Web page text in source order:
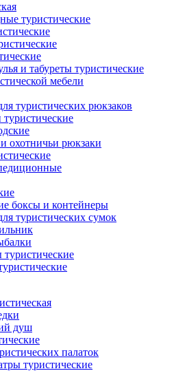
туристические
и табуреты туристические
мебели
туристических рюкзаков
охотничьи рюкзаки
боксы и контейнеры
туристических сумок
душ
палаток
туристические